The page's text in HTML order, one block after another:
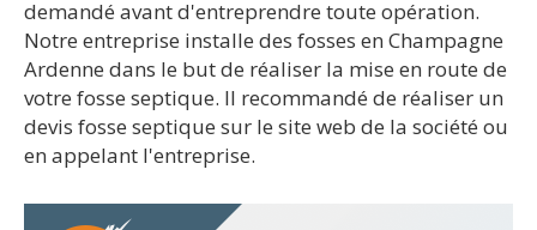
demandé avant d'entreprendre toute opération.
Notre entreprise installe des fosses en Champagne
Ardenne dans le but de réaliser la mise en route de
votre fosse septique. Il recommandé de réaliser un
devis fosse septique sur le site web de la société ou
en appelant l'entreprise.